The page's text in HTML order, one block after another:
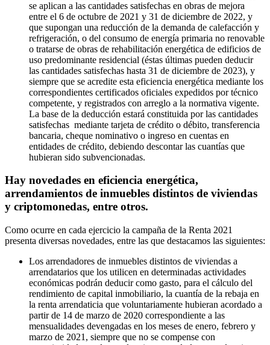
se aplican a las cantidades satisfechas en obras de mejora
entre el 6 de octubre de 2021 y 31 de diciembre de 2022, y
que supongan una reducción de la demanda de calefacción y
refrigeración, o del consumo de energía primaria no renovable
o tratarse de obras de rehabilitación energética de edificios de
uso predominante residencial (éstas últimas pueden deducir
las cantidades satisfechas hasta 31 de diciembre de 2023), y
siempre que se acredite esta eficiencia energética mediante los
correspondientes certificados oficiales expedidos por técnico
competente, y registrados con arreglo a la normativa vigente.
La base de la deducción estará constituida por las cantidades
satisfechas mediante tarjeta de crédito o débito, transferencia
bancaria, cheque nominativo o ingreso en cuentas en
entidades de crédito, debiendo descontar las cuantías que
hubieran sido subvencionadas.
Hay novedades en eficiencia energética,
arrendamientos de inmuebles distintos de viviendas
y criptomonedas, entre otros.
Como ocurre en cada ejercicio la campaña de la Renta 2021
presenta diversas novedades, entre las que destacamos las siguientes:
Los arrendadores de inmuebles distintos de viviendas a
arrendatarios que los utilicen en determinadas actividades
económicas podrán deducir como gasto, para el cálculo del
rendimiento de capital inmobiliario, la cuantía de la rebaja en
la renta arrendaticia que voluntariamente hubieran acordado a
partir de 14 de marzo de 2020 correspondiente a las
mensualidades devengadas en los meses de enero, febrero y
marzo de 2021, siempre que no se compense con